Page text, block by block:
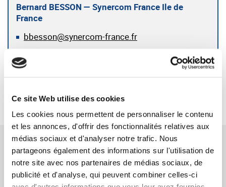
Ce site Web utilise des cookies
Les cookies nous permettent de personnaliser le contenu
et les annonces, d'offrir des fonctionnalités relatives aux
médias sociaux et d'analyser notre trafic. Nous
partageons également des informations sur l'utilisation de
notre site avec nos partenaires de médias sociaux, de
publicité et d'analyse, qui peuvent combiner celles-ci
Bernard BESSON — Synercom France Ile de
France
bbesson@synercom-france.fr
RETOUR
TÉMOIGNAGES CONNEXES
Jean-Michel LHUER - PDG et cédant de la